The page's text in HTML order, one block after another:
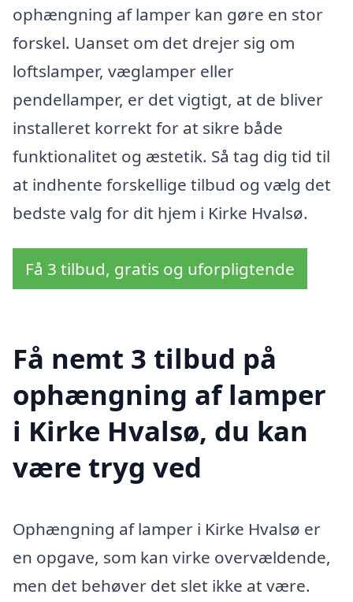
ophængning af lamper kan gøre en stor
forskel. Uanset om det drejer sig om
loftslamper, væglamper eller
pendellamper, er det vigtigt, at de bliver
installeret korrekt for at sikre både
funktionalitet og æstetik. Så tag dig tid til
at indhente forskellige tilbud og vælg det
bedste valg for dit hjem i Kirke Hvalsø.
Få 3 tilbud, gratis og uforpligtende
Få nemt 3 tilbud på
ophængning af lamper
i Kirke Hvalsø, du kan
være tryg ved
Ophængning af lamper i Kirke Hvalsø er
en opgave, som kan virke overvældende,
men det behøver det slet ikke at være.